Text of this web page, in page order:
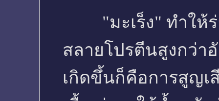
"มะเร็ง" ทำให้ร่
สลายโปรตีนสูงกว่า
เกิดขึ้นก็คือการสูญเ